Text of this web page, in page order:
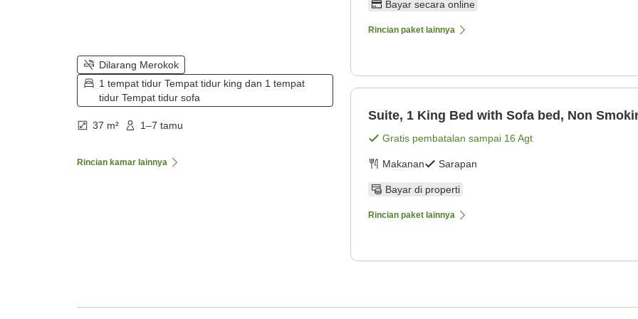
Dilarang Merokok
1 tempat tidur Tempat tidur king dan 1 tempat
tidur Tempat tidur sofa
37 m² 1–7 tamu
Rincian kamar lainnya
Bayar secara online
Rincian paket lainnya
Suite, 1 King Bed with Sofa bed, Non
Gratis pembatalan sampai 16 Agt
Makanan Sarapan
Bayar di properti
Rincian paket lainnya